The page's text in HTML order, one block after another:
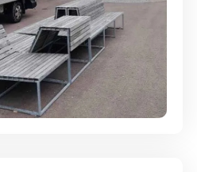
- mit